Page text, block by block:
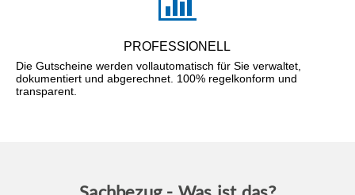
PROFESSIONELL
Die Gutscheine werden vollautomatisch für Sie verwaltet,
dokumentiert und abgerechnet. 100% regelkonform und
transparent.